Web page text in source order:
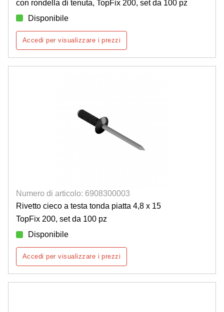
con rondella di tenuta, TopFix 200, set da 100 pz
Disponibile
Accedi per visualizzare i prezzi
Numero di articolo: 6908300003
Rivetto cieco a testa tonda piatta 4,8 x 15
TopFix 200, set da 100 pz
Disponibile
Accedi per visualizzare i prezzi